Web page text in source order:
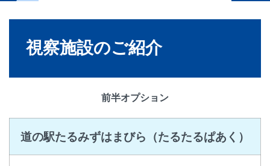
視察施設のご紹介
前半オプション
道の駅たるみずはまびら（たるたるぱあく）